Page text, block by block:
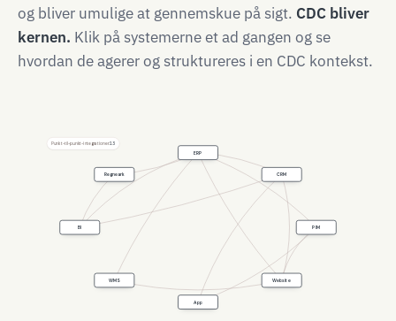
og bliver umulige at gennemskue på sigt. CDC bliver
kernen. Klik på systemerne et ad gangen og se
hvordan de agerer og struktureres i en CDC kontekst.
Punkt-til-punkt-integrationer:13
ERP
CRM
PIM
Website
App
WMS
BI
Regneark